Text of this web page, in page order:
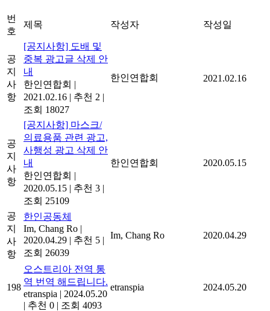
번
호
제목 작성자 작성일
공
지
사
항
[공지사항] 도배 및
중복 광고글 삭제 안
내
한인연합회 |
2021.02.16 | 추천 2 |
조회 18027
한인연합회 2021.02.16
공
지
사
항
[공지사항] 마스크/
의료용품 관련 광고,
사행성 광고 삭제 안
내
한인연합회 |
2020.05.15 | 추천 3 |
조회 25109
한인연합회 2020.05.15
공
지
사
항
한인공동체
Im, Chang Ro |
2020.04.29 | 추천 5 |
조회 26039
Im, Chang Ro 2020.04.29
198
오스트리아 전역 통
역 번역 해드립니다.
etranspia | 2024.05.20
| 추천 0 | 조회 4093
etranspia 2024.05.20